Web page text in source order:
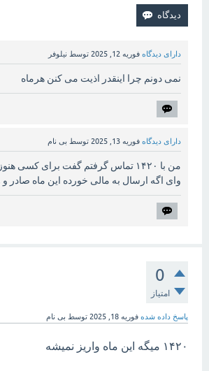
دارای دیدگاه فوریه 12, 2025 توسط نیلوفر
نمی دونم چرا اینقدر اذیت می کنن هرماه
دارای دیدگاه فوریه 13, 2025 توسط بی نام
من با ۱۴۲۰ تماس گرفتم گفت برای کسی
وای اگه ارسال به مالی خورده این ماه صادر و
0
امتیاز
پاسخ داده شده فوریه 18, 2025 توسط بی نام
۱۴۲۰ میگه این ماه واریز نمیشه